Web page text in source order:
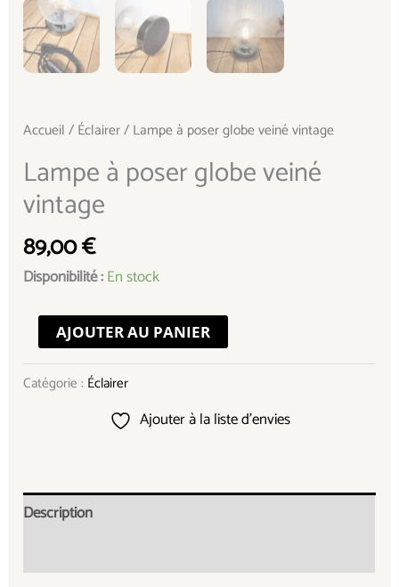
Accueil / Éclairer/ Lampe à poser globe veiné vintage
Lampe à poser globe veiné
vintage
89,00€
Disponibilité :En stock
AJOUTER AU PANIER
Catégorie : Éclairer
Ajouter à la liste d’envies
Description